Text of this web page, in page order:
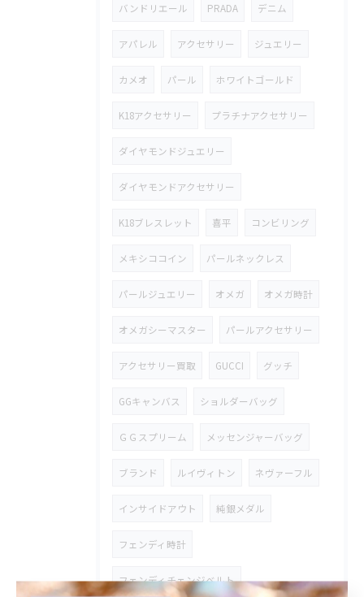
バンドリエール PRADA デニム
アパレル アクセサリー ジュエリー
カメオ パール ホワイトゴールド
K18アクセサリー プラチナアクセサリー
ダイヤモンドジュエリー
ダイヤモンドアクセサリー
K18ブレスレット 喜平 コンビリング
メキシココイン パールネックレス
パールジュエリー オメガ オメガ時計
オメガシーマスター パールアクセサリー
アクセサリー買取 GUCCI グッチ
GGキャンバス ショルダーバッグ
ＧＧスプリーム メッセンジャーバッグ
ブランド ルイヴィトン ネヴァーフル
インサイドアウト 純銀メダル
フェンディ時計
フェンディチェンジベルト